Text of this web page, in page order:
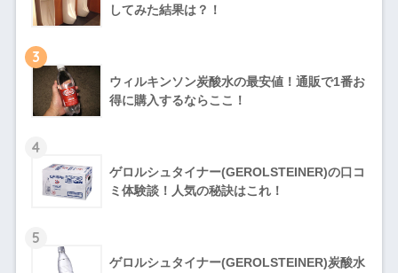
してみた結果は？！
3
ウィルキンソン炭酸水の最安値！通販で1番お
得に購入するならここ！
4
ゲロルシュタイナー(GEROLSTEINER)の口コ
ミ体験談！人気の秘訣はこれ！
5
ゲロルシュタイナー(GEROLSTEINER)炭酸水